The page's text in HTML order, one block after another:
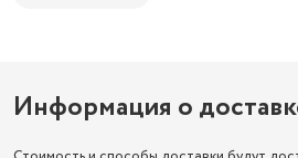
Информация о